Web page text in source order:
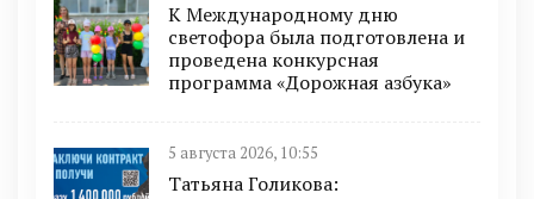
К Международному дню
светофора была подготовлена и
проведена конкурсная
программа «Дорожная азбука»
5 августа 2026, 10:55
Татьяна Голикова: